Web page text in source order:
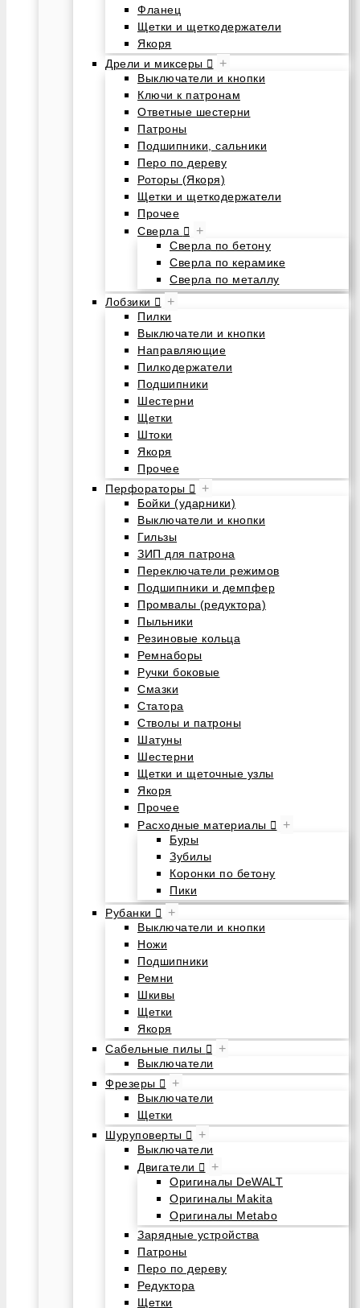
Фланец
Щетки и щеткодержатели
Якоря
Дрели и миксеры
+
Выключатели и кнопки
Ключи к патронам
Ответные шестерни
Патроны
Подшипники, сальники
Перо по дереву
Роторы (Якоря)
Щетки и щеткодержатели
Прочее
Сверла
+
Сверла по бетону
Сверла по керамике
Сверла по металлу
Лобзики
+
Пилки
Выключатели и кнопки
Направляющие
Пилкодержатели
Подшипники
Шестерни
Щетки
Штоки
Якоря
Прочее
Перфораторы
+
Бойки (ударники)
Выключатели и кнопки
Гильзы
ЗИП для патрона
Переключатели режимов
Подшипники и демпфер
Промвалы (редуктора)
Пыльники
Резиновые кольца
Ремнаборы
Ручки боковые
Смазки
Статора
Стволы и патроны
Шатуны
Шестерни
Щетки и щеточные узлы
Якоря
Прочее
Расходные материалы
+
Буры
Зубилы
Коронки по бетону
Пики
Рубанки
+
Выключатели и кнопки
Ножи
Подшипники
Ремни
Шкивы
Щетки
Якоря
Сабельные пилы
+
Выключатели
Фрезеры
+
Выключатели
Щетки
Шуруповерты
+
Выключатели
Двигатели
+
Оригиналы DeWALT
Оригиналы Makita
Оригиналы Metabo
Зарядные устройства
Патроны
Перо по дереву
Редуктора
Щетки